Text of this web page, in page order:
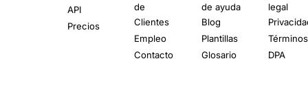
API
Precios
de
Clientes
Empleo
Contacto
de ayuda
Blog
Plantillas
Glosario
legal
Términos
DPA